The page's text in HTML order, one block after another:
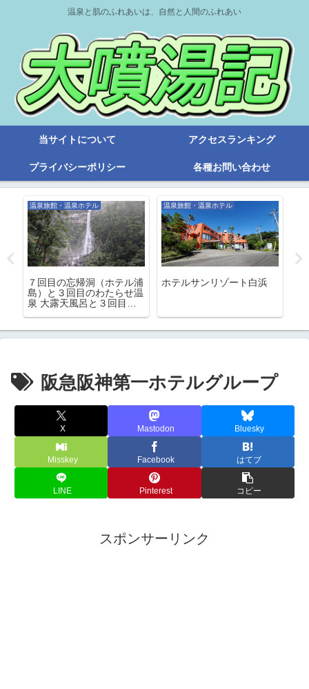
温泉と肌のふれあいは、自然と人間のふれあい
当サイトについて アクセスランキング
プライバシーポリシー 各種お問い合わせ
温泉旅館・温泉ホテル
７回目の忘帰洞（ホテル浦
島）と３回目のわたらせ温
泉 大露天風呂と３回目の
温泉旅館・温泉ホテル
ホテルサンリゾート白浜
阪急阪神第一ホテルグループ
X Mastodon Bluesky
Misskey Facebook はてブ
LINE Pinterest コピー
スポンサーリンク